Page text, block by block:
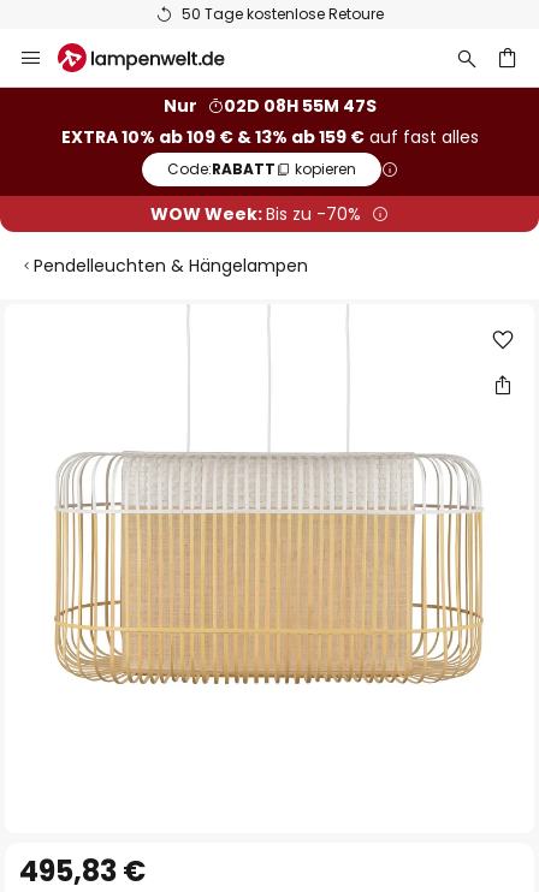
50 Tage kostenlose Retoure
Inhalt
Nur
02D 08H 55M 46S
EXTRA 10% ab 109 € & 13% ab 159 €auf fast alles
Code:RABATT kopieren
WOW Week:Bis zu -70%
Pendelleuchten & Hängelampen
Anfang
495,83 €